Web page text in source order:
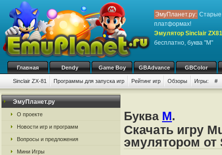
ЭмуПланет.ру: Старые
платформах!
Эмулятор Sinclair ZX81
бесплатно, буква "M"
Главная Dendy Game Boy GBAdvance GBColor
Sinclair ZX-81 Программы для запуска игр Рейтинг игр Обзоры Игры: #
ЭмуПланет.ру
О проекте
Новости игр и программ
Вопросы и предложения
Мини Игры
Буква M.
Скачать игру
эмулятором от